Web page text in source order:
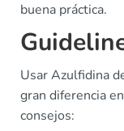
buena práctica.
Usar Azulfidina
gran diferencia
consejos: